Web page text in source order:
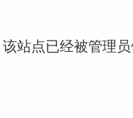
站点已经被管理